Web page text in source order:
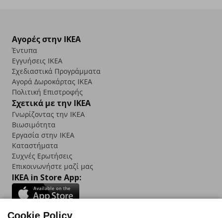
Αγορές στην IKEA
Έντυπα
Εγγυήσεις IKEA
Σχεδιαστικά Προγράμματα
Αγορά Δωρoκάρτας IKEA
Πολιτική Επιστροφής
Σχετικά με την IKEA
Γνωρίζοντας την IKEA
Βιωσιμότητα
Εργασία στην IKEA
Καταστήματα
Συχνές Ερωτήσεις
Επικοινωνήστε μαζί μας
IKEA in Store App:
Cookie Policy